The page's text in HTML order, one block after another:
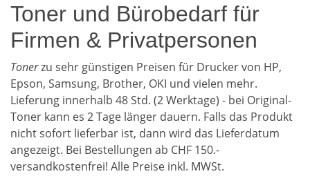
Toner und Bürobedarf für
Firmen & Privatpersonen
Tonerzu sehr günstigen Preisen für Drucker von HP,
Epson, Samsung, Brother, OKI und vielen mehr.
Lieferung innerhalb 48 Std. (2 Werktage) - bei Original-
Toner kann es 2 Tage länger dauern. Falls das Produkt
nicht sofort lieferbar ist, dann wird das Lieferdatum
angezeigt. Bei Bestellungen ab CHF 150.-
versandkostenfrei! Alle Preise inkl. MWSt.